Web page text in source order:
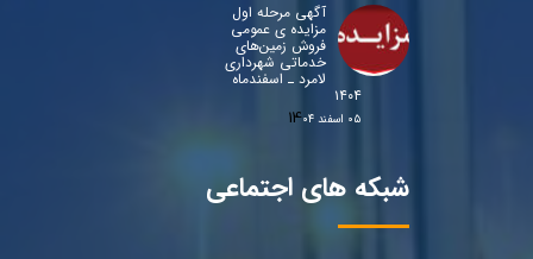
آگهی مرحله اول
مزایده ی عمومی
فروش زمین‌های
خدماتی شهرداری
لامرد ـ اسفندماه
۱۴۰۴
۰۵ اسفند ۰۴
شبکه های اجتماعی